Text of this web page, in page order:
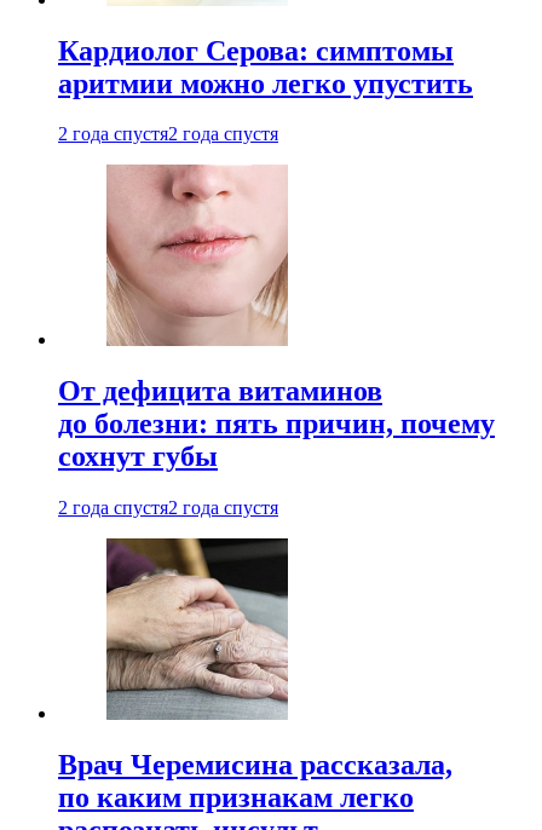
Кардиолог Серова: симптомы
аритмии можно легко упустить
2 года спустя2 года спустя
От дефицита витаминов
до болезни: пять причин, почему
сохнут губы
2 года спустя2 года спустя
Врач Черемисина рассказала,
по каким признакам легко